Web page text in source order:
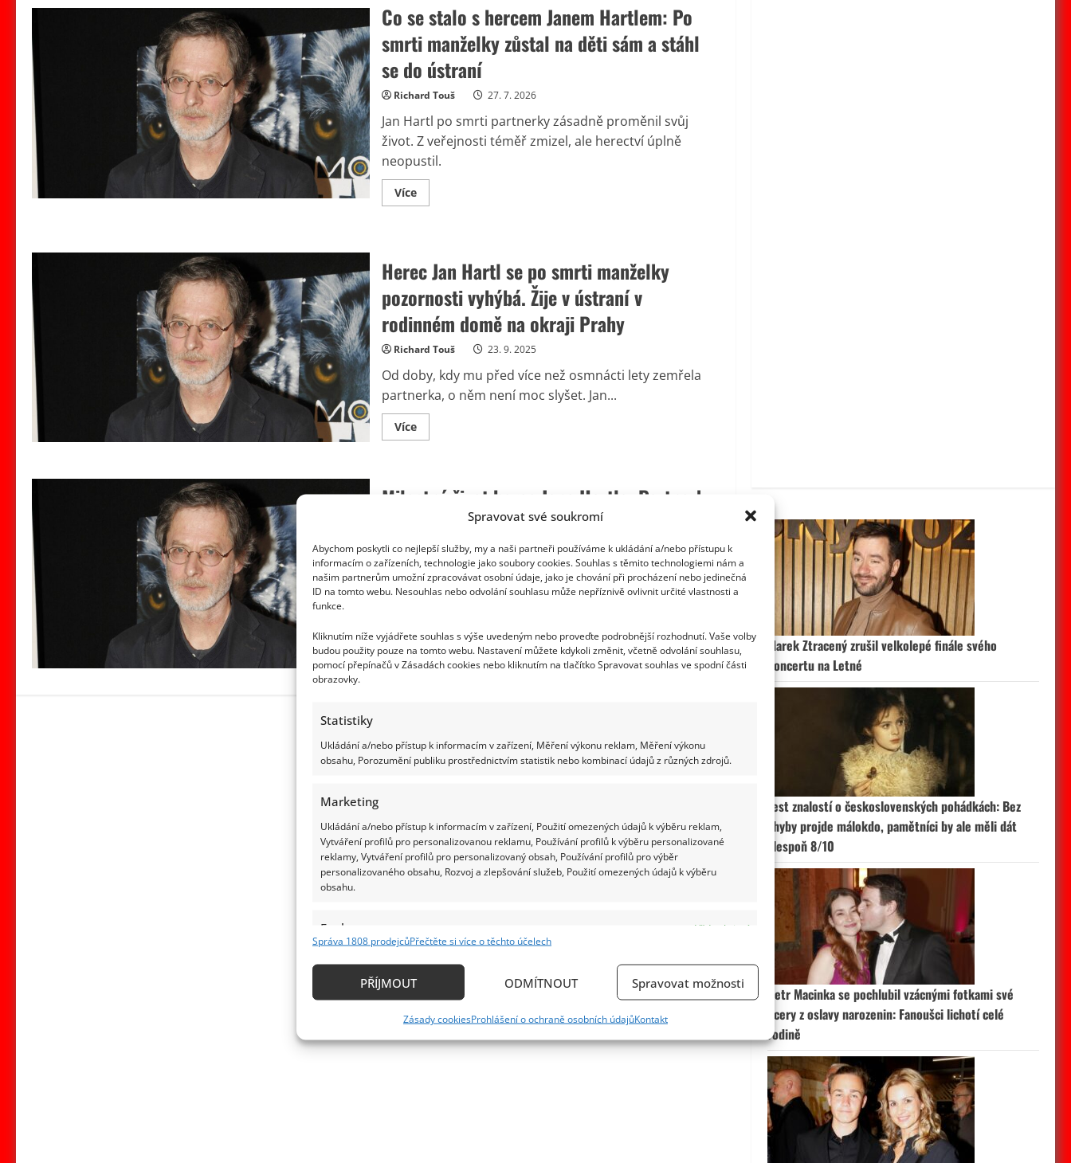
Spravovat své soukromí
Abychom poskytli co nejlepší služby, my a naši partneři používáme k ukládání a/nebo přístupu k
informacím o zařízeních, technologie jako soubory cookies. Souhlas s těmito technologiemi nám a
našim partnerům umožní zpracovávat osobní údaje, jako je chování při procházení nebo jedinečná
ID na tomto webu. Nesouhlas nebo odvolání souhlasu může nepříznivě ovlivnit určité vlastnosti a
funkce.
Kliknutím níže vyjádřete souhlas s výše uvedeným nebo proveďte podrobnější rozhodnutí. Vaše volby
budou použity pouze na tomto webu. Nastavení můžete kdykoli změnit, včetně odvolání souhlasu,
pomocí přepínačů v Zásadách cookies nebo kliknutím na tlačítko Spravovat souhlas ve spodní části
obrazovky.
Statistiky
Ukládání a/nebo přístup k informacím v zařízení, Měření výkonu reklam, Měření výkonu
obsahu, Porozumění publiku prostřednictvím statistik nebo kombinací údajů z různých zdrojů.
Marketing
Ukládání a/nebo přístup k informacím v zařízení, Použití omezených údajů k výběru reklam,
Vytváření profilů pro personalizovanou reklamu, Používání profilů k výběru personalizované
reklamy, Vytváření profilů pro personalizovaný obsah, Používání profilů pro výběr
personalizovaného obsahu, Rozvoj a zlepšování služeb, Použití omezených údajů k výběru
obsahu.
Funkce
Vždy aktivní
Identifikace zařízení na základě automaticky přenášených informací.
základě aktivně požadovaných informací.
Správa 1808 prodejcůPřečtěte si více o těchto účelech
PŘÍJMOUT ODMÍTNOUT Spravovat možnosti
Zásady cookiesProhlášení o ochraně osobních údajůKontakt
Co se stalo s hercem Janem Hartlem: Po
smrti manželky zůstal na děti sám a stáhl
se do ústraní
Richard Touš 27. 7. 2026
Jan Hartl po smrti partnerky zásadně proměnil svůj
život. Z veřejnosti téměř zmizel, ale herectví úplně
neopustil.
VíceRead
more
hercem
Janem
Hartlem:
Po
smrti
manželky
zůstal
na
sám
a
stáhl
se
do
ústraní
Herec Jan Hartl se po smrti manželky
pozornosti vyhýbá. Žije v ústraní v
rodinném domě na okraji Prahy
Richard Touš 23. 9. 2025
Od doby, kdy mu před více než osmnácti lety zemřela
partnerka, o něm není moc slyšet. Jan...
VíceRead
more
se
manželky
vyhýbá.
Žije
v
ústraní
v
okraji
Prahy
Milostný život herce Jana Hartla: Partnerky
mu utíkaly za jinými muži. Osudová žena
mu zemřela
Richard Touš 17. 7. 2025
Jan Hartl měl mimořádně úspěšnou hereckou kariéru. V
VíceRead
more
Partnerky
mu
utíkaly
žena
mu
zemřela
Marek Ztracený zrušil velkolepé finále svého
koncertu na Letné
Test znalostí o československých pohádkách: Bez
chyby projde málokdo, pamětníci by ale měli dát
alespoň 8/10
Petr Macinka se pochlubil vzácnými fotkami své
dcery z oslavy narozenin: Fanoušci lichotí celé
rodině